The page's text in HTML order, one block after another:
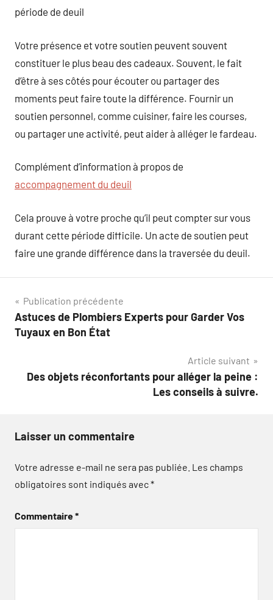
période de deuil
Votre présence et votre soutien peuvent souvent
constituer le plus beau des cadeaux. Souvent, le fait
d’être à ses côtés pour écouter ou partager des
moments peut faire toute la différence. Fournir un
soutien personnel, comme cuisiner, faire les courses,
ou partager une activité, peut aider à alléger le fardeau.
Complément d’information à propos de
accompagnement du deuil
Cela prouve à votre proche qu’il peut compter sur vous
durant cette période difficile. Un acte de soutien peut
faire une grande différence dans la traversée du deuil.
Navigation
de
Publication précédente
Astuces de Plombiers Experts pour Garder Vos
Tuyaux en Bon État
Article suivant
Des objets réconfortants pour alléger la peine :
Les conseils à suivre.
Laisser un commentaire
Votre adresse e-mail ne sera pas publiée. Les champs
obligatoires sont indiqués avec*
Commentaire*